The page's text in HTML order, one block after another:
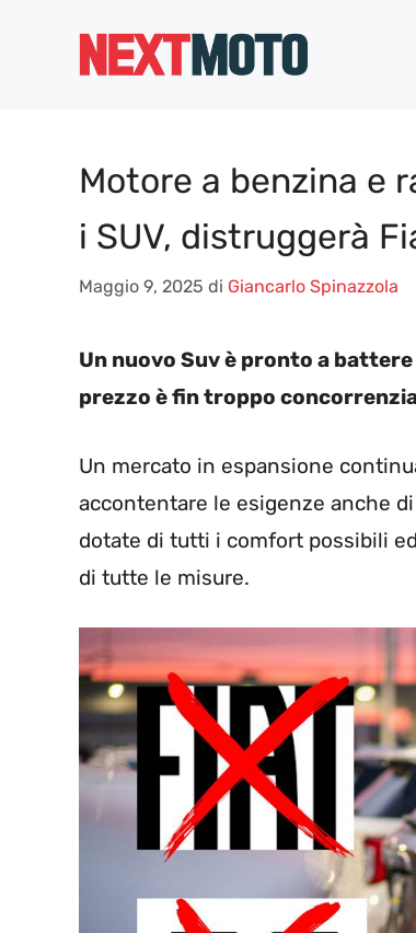
Motore a benzina e
i SUV, distruggerà
Maggio 9, 2025 di Giancarlo Spinazzola
Un nuovo Suv è pronto a
prezzo è fin troppo
Un mercato in espansione
accontentare le esigenze anche
dotate di tutti i comfort possibili
di tutte le misure.